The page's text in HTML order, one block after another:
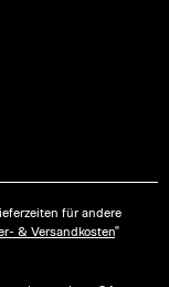
für andere
& Versandkosten"